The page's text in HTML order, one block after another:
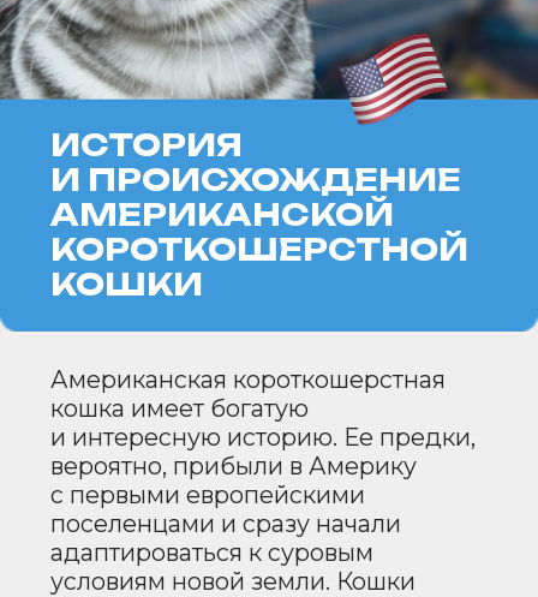
Американская
короткошерстная кошка — это
животное среднего размера с
крепким, мускулистым телом.
мощные щеки и
выразительные глаза, которые
могут быть различного цвета,
в зависимости от окраса.
Уши средних размеров,
слегка закругленные на
концах, гармонично
сочетаются с общим обликом